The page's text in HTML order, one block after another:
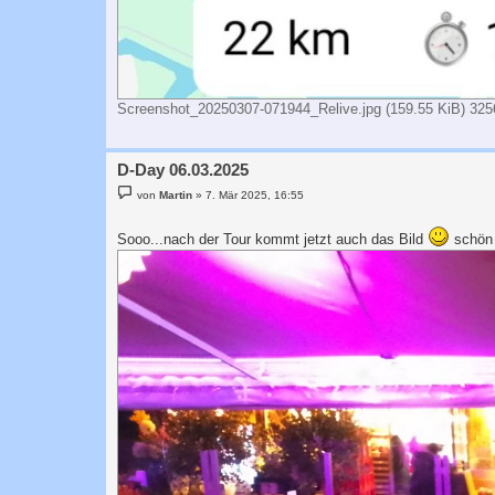
Screenshot_20250307-071944_Relive.jpg (159.55 KiB)
D-Day 06.03.2025
e
r
g
vonMartin »7. Mär 2025, 16:55
Sooo...nach der Tour kommt jetzt auch das Bild